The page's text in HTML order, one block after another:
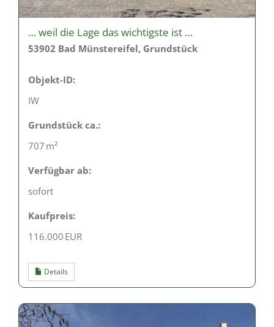
… weil die Lage das wichtigste ist …
53902 Bad Münstereifel, Grundstück
Objekt-ID:
IW
Grund­stück ca.:
707 m²
Verfügbar ab:
sofort
Kaufpreis:
116.000 EUR
Details